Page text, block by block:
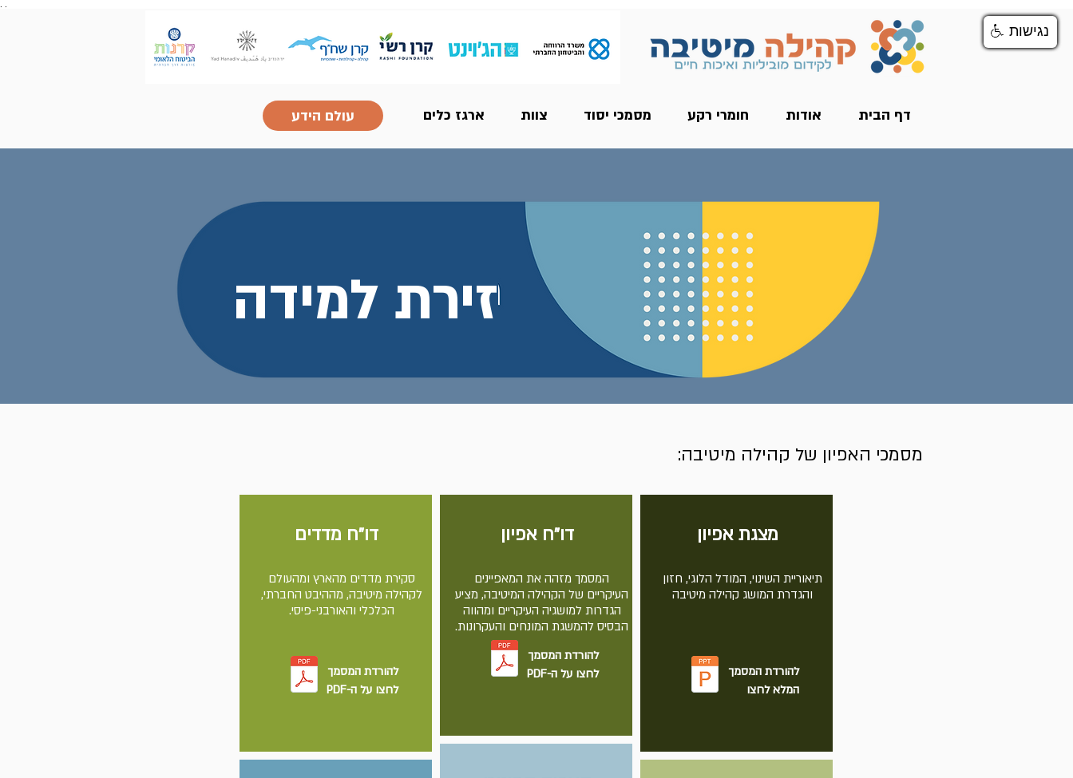
דף הבית אודות חומרי רקע מסמכי יסוד צוות ארגז כלים עולם הידע
זירת למידה
מסמכי האפיון של קהילה מיטיבה:
מצגת אפיון
תיאוריית השינוי, המודל הלוגי, חזון
והגדרת המושג קהילה מיטיבה
להורדת המסמך
המלאלחצו
דו"ח אפיון
המסמך מזהה את המאפיינים
העיקריים של הקהילה המיטיבה, מציע
הגדרות למושגיה העיקריים ומהווה
הבסיס להמשגת המונחים והעקרונות.
להורדת המסמך
לחצו על ה-PDF
דו"ח מדדים
סקירת מדדים מהארץ ומהעולם
לקהילה מיטיבה, מההיבט החברתי,
הכלכלי והאורבני-פיסי.
להורדת המסמך
לחצו על ה-PDF
נגישות
נגישות